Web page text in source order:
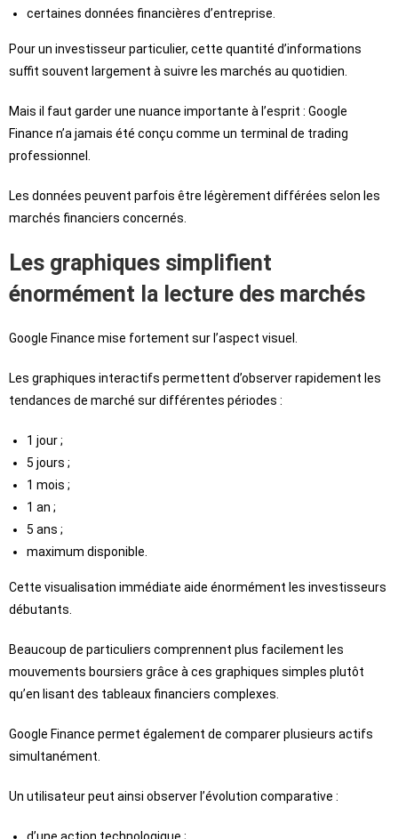
certaines données financières d’entreprise.
Pour un investisseur particulier, cette quantité d’informations
suffit souvent largement à suivre les marchés au quotidien.
Mais il faut garder une nuance importante à l’esprit : Google
Finance n’a jamais été conçu comme un terminal de trading
professionnel.
Les données peuvent parfois être légèrement différées selon les
marchés financiers concernés.
Les graphiques simplifient
énormément la lecture des marchés
Google Finance mise fortement sur l’aspect visuel.
Les graphiques interactifs permettent d’observer rapidement les
tendances de marché sur différentes périodes :
1 jour ;
5 jours ;
1 mois ;
1 an ;
5 ans ;
maximum disponible.
Cette visualisation immédiate aide énormément les investisseurs
débutants.
Beaucoup de particuliers comprennent plus facilement les
mouvements boursiers grâce à ces graphiques simples plutôt
qu’en lisant des tableaux financiers complexes.
Google Finance permet également de comparer plusieurs actifs
simultanément.
Un utilisateur peut ainsi observer l’évolution comparative :